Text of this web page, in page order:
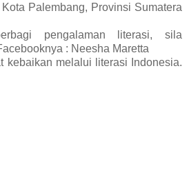
Palembang, Provinsi Sumatera
pengalaman literasi, sila
: Neesha Maretta
kebaikan melalui literasi Indonesia.